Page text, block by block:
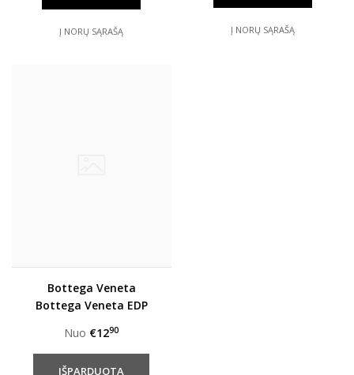
Į NORŲ SĄRAŠĄ Į NORŲ SĄRAŠĄ
Bottega Veneta
Bottega Veneta EDP
Nuo €1290